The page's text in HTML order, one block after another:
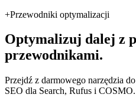
+Przewodniki optymalizacji
Optymalizuj dalej z
przewodnikami.
Przejdź z darmowego narzędzia
SEO dla Search, Rufus i COSMO.